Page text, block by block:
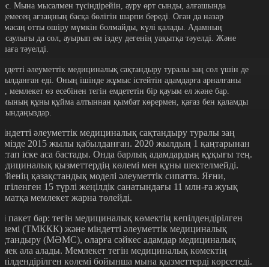
Мына мысалмен түсіндірейін, ауру өрт сынды, алғашында
ағзаңның басқа бөлігін шарпи береді. Оған да назар
отты өшіру мүмкін болмайды, күлі қалады. Адамның
да сол, ауырып ем іздеу дегенің уақытқа тәуелді. Және
тәуелді.
әлеуметтік медициналық сақтандыру туралы заң сол үшін де
еді. Оның ішінде жұмыс істейтін адамдарға арналғаны
мемлекет өз есебінен тегін емдететін бір қауым ел және бар.
құны құйма алтыннан қымбат көрермен, қағаз бен қаламды
әлеуметтік медициналық сақтандыру туралы заң
2015 жылы қабылданған. 2020 жылдың 1 қаңтарынан
іске аса бастады. Онда барлық адамдардың құқығы тең.
қызметтердің көлемі мен құны шектелмейді.
қазақстандық моделі әлеуметтік сипатта. Яғни,
15 түрлі жеңілдік санатындағы 11 млн-ға жуық
мемлекет жарна төлейді.
пакет бар: тегін медициналық көмектің кепілдендірілген
(ТМККК) және міндетті әлеуметтік медициналық
(МӘМС), оларға сәйкес адамдар медициналық
ала алады. Мемлекет тегін медициналық көмектің
көлемі бойынша мына қызметтерді көрсетеді.